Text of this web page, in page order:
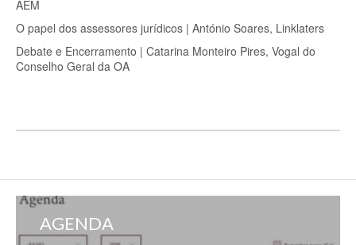
AEM
O papel dos assessores jurídicos | António Soares, Linklaters
Debate e Encerramento | Catarina Monteiro Pires, Vogal do
Conselho Geral da OA
AGENDA